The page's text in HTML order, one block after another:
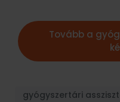
Tovább a
gyógyszertári